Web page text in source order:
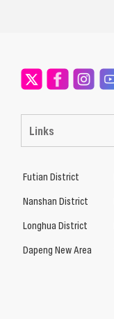
Links
Futian District
Nanshan District
Longhua District
Dapeng New Area